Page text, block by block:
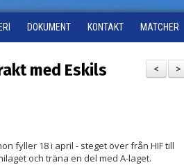
DOKUMENT KONTAKT MATCHER
>
<
med Eskils
fyller 18 i april - steget över från HIF till
och träna en del med A-laget.